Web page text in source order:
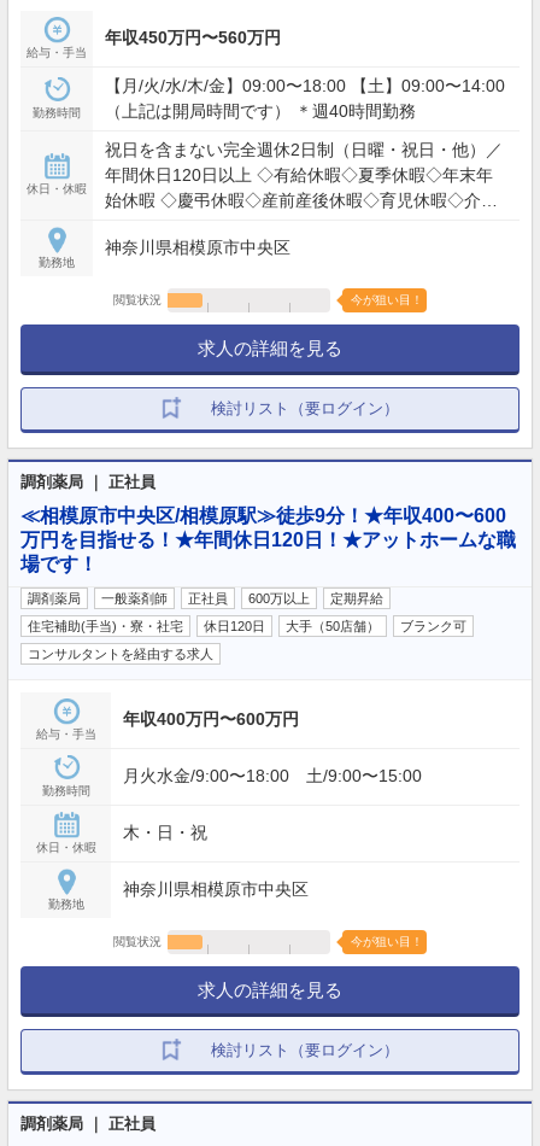
給与・手当
年収450万円〜560万円
勤務時間
【月/火/水/木/金】09:00〜18:00 【土】09:00〜14:00
（上記は開局時間です） ＊週40時間勤務
休日・休暇
祝日を含まない完全週休2日制（日曜・祝日・他）／
年間休日120日以上 ◇有給休暇◇夏季休暇◇年末年
始休暇 ◇慶弔休暇◇産前産後休暇◇育児休暇◇介護
勤務地
神奈川県相模原市中央区
閲覧状況 今が狙い目！
求人の詳細を見る
検討リスト（要ログイン）
調剤薬局 ｜ 正社員
≪相模原市中央区/相模原駅≫徒歩9分！★年収400〜600
万円を目指せる！★年間休日120日！★アットホームな職
場です！
調剤薬局 一般薬剤師 正社員 600万以上
定期昇給
住宅補助(手当)・寮・社宅
休日120日 大手（50店舗）
ブランク可
コンサルタントを経由する求人
給与・手当
年収400万円〜600万円
勤務時間
月火水金/9:00〜18:00 土/9:00〜15:00
休日・休暇
木・日・祝
勤務地
神奈川県相模原市中央区
閲覧状況 今が狙い目！
求人の詳細を見る
検討リスト（要ログイン）
調剤薬局 ｜ 正社員